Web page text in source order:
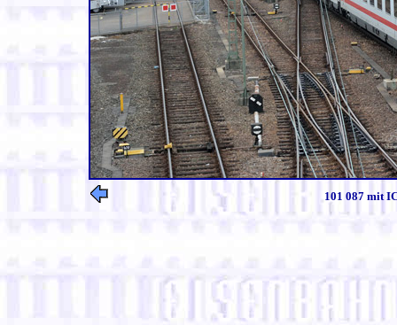
101 087 mit